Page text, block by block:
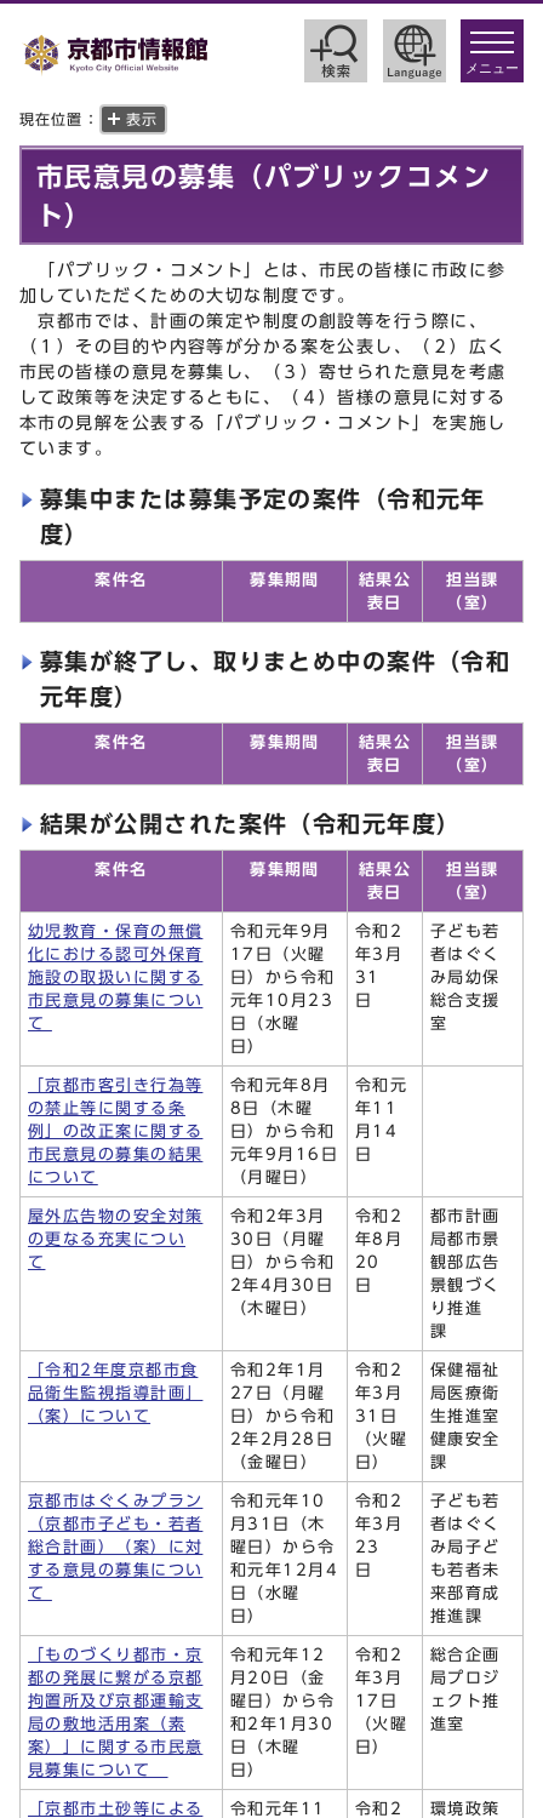
toggle
メニュー
現在位置： 表示
市民意見の募集（パブリックコメン
ト）
「パブリック・コメント」とは、市民の皆様に市政に参
加していただくための大切な制度です。
京都市では、計画の策定や制度の創設等を行う際に、
（１）その目的や内容等が分かる案を公表し、（２）広く
市民の皆様の意見を募集し、（３）寄せられた意見を考慮
して政策等を決定するともに、（４）皆様の意見に対する
本市の見解を公表する「パブリック・コメント」を実施し
ています。
募集中または募集予定の案件（令和元年
度）
案件名 募集期間
結果公
表日
担当課
（室）
募集が終了し、取りまとめ中の案件（令和
元年度）
案件名 募集期間
結果公
表日
担当課
（室）
結果が公開された案件（令和元年度）
案件名 募集期間
結果公
表日
担当課
（室）
幼児教育・保育の無償
化における認可外保育
施設の取扱いに関する
市民意見の募集につい
て
令和元年9月
17日（火曜
日）から令和
元年10月23
日（水曜
日）
令和2
年3月
31
日
子ども若
者はぐく
み局幼保
総合支援
室
「京都市客引き行為等
の禁止等に関する条
例」の改正案に関する
市民意見の募集の結果
について
令和元年8月
8日（木曜
日）から令和
元年9月16日
（月曜日）
令和元
年11
月14
日
屋外広告物の安全対策
の更なる充実につい
て
令和2年3月
30日（月曜
日）から令和
2年4月30日
（木曜日）
令和2
年8月
20
日
都市計画
局都市景
観部広告
景観づく
り推進
課
「令和2年度京都市食
品衛生監視指導計画」
（案）について
令和2年1月
27日（月曜
日）から令和
2年2月28日
（金曜日）
令和2
年3月
31日
（火曜
日）
保健福祉
局医療衛
生推進室
健康安全
課
京都市はぐくみプラン
（京都市子ども・若者
総合計画）（案）に対
する意見の募集につい
て
令和元年10
月31日（木
曜日）から令
和元年12月4
日（水曜
日）
令和2
年3月
23
日
子ども若
者はぐく
み局子ど
も若者未
来部育成
推進課
「ものづくり都市・京
都の発展に繋がる京都
拘置所及び京都運輸支
局の敷地活用案（素
案）」に関する市民意
見募集について
令和元年12
月20日（金
曜日）から令
和2年1月30
日（木曜
日）
令和2
年3月
17日
（火曜
日）
総合企画
局プロジ
ェクト推
進室
「京都市土砂等による
令和元年11
令和2
環境政策